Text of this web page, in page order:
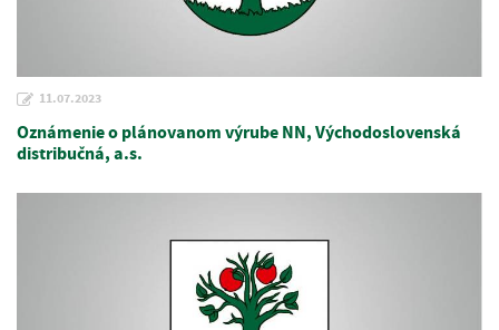
11.07.2023
Oznámenie o plánovanom výrube NN, Východoslovenská
distribučná, a.s.